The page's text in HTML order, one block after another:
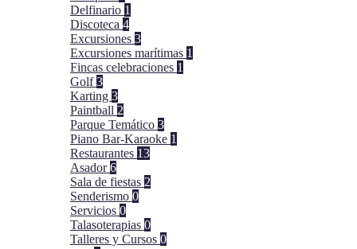
Delfinario 1
Discoteca 4
Excursiones 3
Excursiones marítimas 1
Fincas celebraciones 1
Golf3
Karting 3
Paintball 2
Parque Temático 3
Piano Bar-Karaoke 1
Restaurantes 13
Asador6
Sala de fiestas 2
Senderismo 0
Servicios 0
Talasoterapias 0
Talleres y Cursos 0